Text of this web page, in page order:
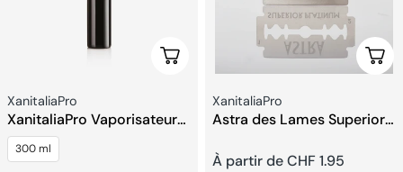
Ajouter Au Panier
Fournisseur:
XanitaliaPro
XanitaliaPro Vaporisateur
300 ml
300 ml
Fournisseur:
XanitaliaPro
Astra des Lames Superior
Prix
À partir de CHF 1.95